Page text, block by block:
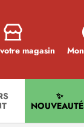
magasin
✨